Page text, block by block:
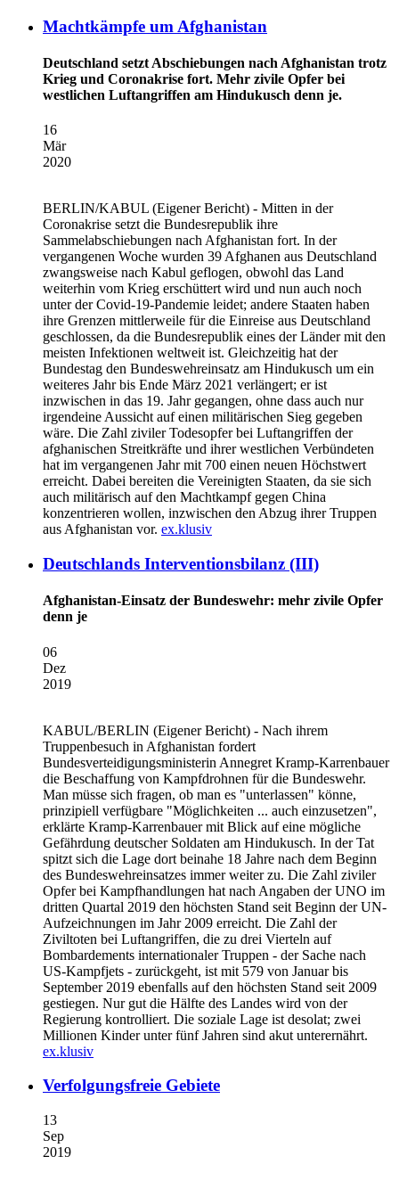
Machtkämpfe um Afghanistan
Deutschland setzt Abschiebungen nach Afghanistan trotz
Krieg und Coronakrise fort. Mehr zivile Opfer bei
westlichen Luftangriffen am Hindukusch denn je.
16
Mär
2020
BERLIN/KABUL (Eigener Bericht) - Mitten in der
Coronakrise setzt die Bundesrepublik ihre
Sammelabschiebungen nach Afghanistan fort. In der
vergangenen Woche wurden 39 Afghanen aus Deutschland
zwangsweise nach Kabul geflogen, obwohl das Land
weiterhin vom Krieg erschüttert wird und nun auch noch
unter der Covid-19-Pandemie leidet; andere Staaten haben
ihre Grenzen mittlerweile für die Einreise aus Deutschland
geschlossen, da die Bundesrepublik eines der Länder mit den
meisten Infektionen weltweit ist. Gleichzeitig hat der
Bundestag den Bundeswehreinsatz am Hindukusch um ein
weiteres Jahr bis Ende März 2021 verlängert; er ist
inzwischen in das 19. Jahr gegangen, ohne dass auch nur
irgendeine Aussicht auf einen militärischen Sieg gegeben
wäre. Die Zahl ziviler Todesopfer bei Luftangriffen der
afghanischen Streitkräfte und ihrer westlichen Verbündeten
hat im vergangenen Jahr mit 700 einen neuen Höchstwert
erreicht. Dabei bereiten die Vereinigten Staaten, da sie sich
auch militärisch auf den Machtkampf gegen China
konzentrieren wollen, inzwischen den Abzug ihrer Truppen
aus Afghanistan vor. ex.klusiv
Deutschlands Interventionsbilanz (III)
Afghanistan-Einsatz der Bundeswehr: mehr zivile Opfer
denn je
06
Dez
2019
KABUL/BERLIN (Eigener Bericht) - Nach ihrem
Truppenbesuch in Afghanistan fordert
Bundesverteidigungsministerin Annegret Kramp-Karrenbauer
die Beschaffung von Kampfdrohnen für die Bundeswehr.
Man müsse sich fragen, ob man es "unterlassen" könne,
prinzipiell verfügbare "Möglichkeiten ... auch einzusetzen",
erklärte Kramp-Karrenbauer mit Blick auf eine mögliche
Gefährdung deutscher Soldaten am Hindukusch. In der Tat
spitzt sich die Lage dort beinahe 18 Jahre nach dem Beginn
des Bundeswehreinsatzes immer weiter zu. Die Zahl ziviler
Opfer bei Kampfhandlungen hat nach Angaben der UNO im
dritten Quartal 2019 den höchsten Stand seit Beginn der UN-
Aufzeichnungen im Jahr 2009 erreicht. Die Zahl der
Ziviltoten bei Luftangriffen, die zu drei Vierteln auf
Bombardements internationaler Truppen - der Sache nach
US-Kampfjets - zurückgeht, ist mit 579 von Januar bis
September 2019 ebenfalls auf den höchsten Stand seit 2009
gestiegen. Nur gut die Hälfte des Landes wird von der
Regierung kontrolliert. Die soziale Lage ist desolat; zwei
Millionen Kinder unter fünf Jahren sind akut unterernährt.
ex.klusiv
Verfolgungsfreie Gebiete
13
Sep
2019